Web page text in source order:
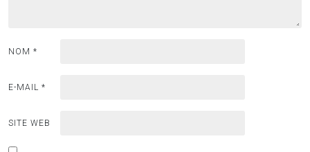
NOM *
E-MAIL *
SITE WEB